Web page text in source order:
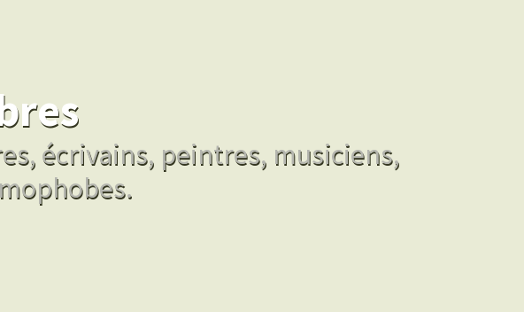
écrivains, peintres, musiciens,